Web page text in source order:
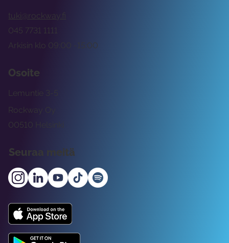
tuki@rockway.fi
Arkisin klo 09:00 -15:00
045 7731 1111
Osoite
Rockway Oy
Lemuntie 3-5
00510 Helsinki
Seuraa meitä